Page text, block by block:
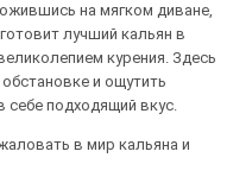
на мягком диване,
лучший кальян в
курения. Здесь
и ощутить
себе подходящий вкус.
в мир кальяна и